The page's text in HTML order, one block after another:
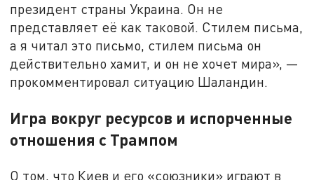
президент страны Украина. Он не
представляет её как таковой. Стилем письма,
а я читал это письмо, стилем письма он
действительно хамит, и он не хочет мира», —
прокомментировал ситуацию Шаландин.
Игра вокруг ресурсов и испорченные
отношения с Трампом
О том, что Киев и его «союзники» играют в